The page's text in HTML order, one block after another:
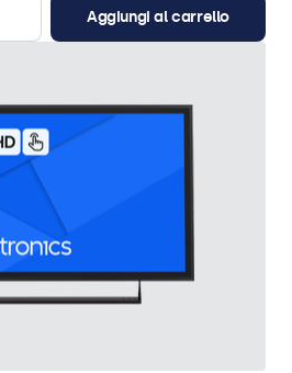
Aggiungi al carrello